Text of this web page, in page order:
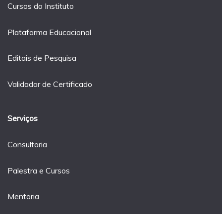
Cursos do Instituto
Plataforma Educacional
Editais de Pesquisa
Validador de Certificado
Serviços
Consultoria
Palestra e Cursos
Mentoria